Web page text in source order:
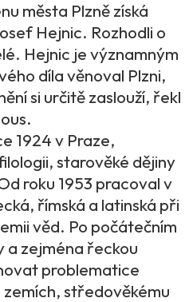
města Plzně získá
Hejnic. Rozhodli o
Hejnic je významným
díla věnoval Plzni,
si určitě zaslouží, řekl
1924 v Praze,
starověké dějiny
roku 1953 pracoval v
římská a latinská při
věd. Po počátečním
a zejména řeckou
problematice
zemích, středověkému